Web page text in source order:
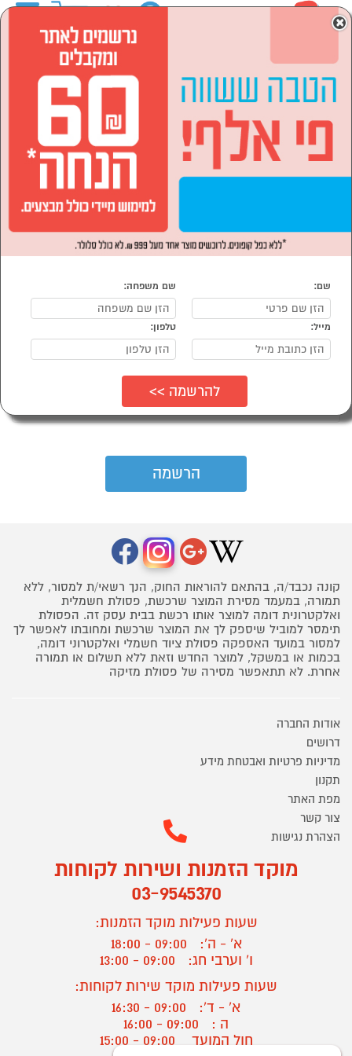
סמארטפונים ואביזרים
אביזרים לסמארטפון
כרטיסי הרחבת זיכרון
נמצאו מוצרים
מיון: הפופולרים ביותר
הרשמו ותוכלו להיות
הראשונים לדעת על
מבצעים ודילים:
מאשר/ת להשתמש במידע שמסרתי לצרכי
הודעות ופרסומות כמפורט בתקנון שבאתר
קונה נכבד/ה, בהתאם להוראות החוק, הנך רשאי/ת למסור, ללא
תמורה, במעמד מסירת המוצר שרכשת, פסולת חשמלית
ואלקטרונית דומה למוצר אותו רכשת בבית עסק זה. הפסולת
תימסר למוביל שיספק לך את המוצר שרכשת ומחובתו לאפשר לך
למסור במועד האספקה פסולת ציוד חשמלי ואלקטרוני דומה,
בכמות או במשקל, למוצר החדש וזאת ללא תשלום או תמורה
אחרת. לא תתאפשר מסירה של פסולת מזיקה
אודות החברה
דרושים
מדיניות פרטיות ואבטחת מידע
תקנון
מפת האתר
צור קשר
הצהרת נגישות
מוקד הזמנות ושירות לקוחות
03-9545370
שעות פעילות מוקד הזמנות:
א' - ה':
09:00 - 18:00
ו' וערבי חג:
09:00 - 13:00
שעות פעילות מוקד שירות לקוחות:
א' - ד':
09:00 - 16:30
ה :
09:00 - 16:00
חול המועד
×
שם: שם משפחה:
מייל: טלפון: